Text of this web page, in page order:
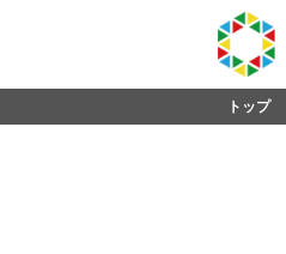
トップ